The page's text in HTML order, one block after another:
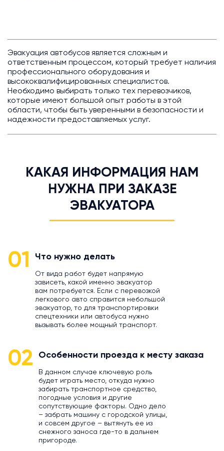
Эвакуация автобусов является сложным и
ответственным процессом, который требует наличия
профессионального оборудования и
высококвалифицированных специалистов.
Необходимо выбирать только тех перевозчиков,
которые имеют большой опыт работы в этой
области, чтобы быть уверенными в безопасности и
надежности предоставляемых услуг.
КАКАЯ ИНФОРМАЦИЯ НАМ
НУЖНА ПРИ ЗАКАЗЕ
ЭВАКУАТОРА
01 Что нужно делать
От вида работ будет напрямую
зависеть, какой именно эвакуатор
вам потребуется. Если с перевозкой
легкового авто справится небольшой
эвакуатор, то для транспортировки
спецтехники или автобуса нужно
вызывать более мощный транспорт.
02 Особенности проезда к месту заказа
В данном случае ключевую роль
будет играть место, откуда нужно
забирать транспортное средство,
погодные условия и другие
сопутствующие факторы. Одно дело
– забрать машину с городской улицы,
и совсем другое – вытянуть ее из
снежного заноса где-то в дальнем
пригороде.